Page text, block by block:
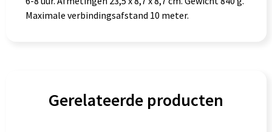
Maximale verbindingsafstand 10 meter.
Gerelateerde producten